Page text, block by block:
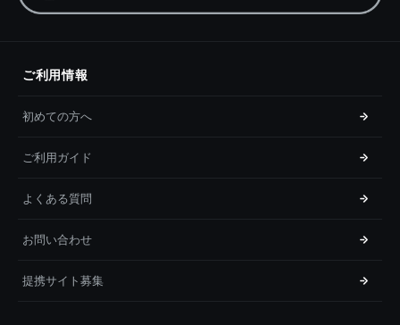
ご利用情報
初めての方へ
ご利用ガイド
よくある質問
お問い合わせ
提携サイト募集